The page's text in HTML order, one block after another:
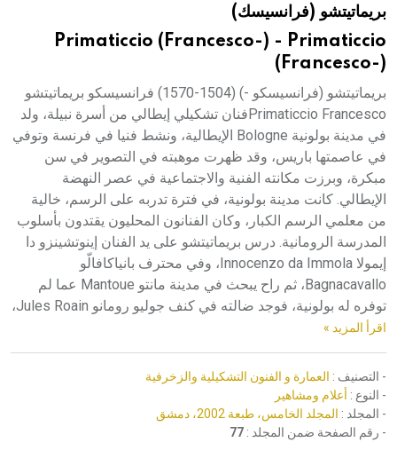
هيئة الموسوعة العربية تطلق موسوعات جديدة في عام 2026
بريماتيتشو (فرانسيسك)
Primaticcio (Francesco-) - Primaticcio
(Francesco-)
بريماتيتشو (فرانسيسكو -) (1504-1570) فرانسيسكو بريماتيتشو
Primaticcio Francescoفنان تشكيلي إيطالي من أسرة نبيلة، ولد
في مدينة بولونية Bologne الإيطالية، ونشط فنيا في فرنسة وتوفي
في عاصمتها باريس، وقد ظهرت موهبته في التصوير في سن
مبكرة، وبرزت مكانته الفنية والاجتماعية في عصر النهضة
الإيطالي. كانت مدينة بولونية، في فترة تدربه على الرسم، خالية
من معلمي الرسم الكبار، وكان الفنانون المحليون يقتدون بأسلوب
المدرسة الرومانية. درس بريماتيتشو على يد الفنان إينوتشينزو دا
إيمولا Innocenzo da Immola، وفي محترف بانياكافالّو
Bagnacavallo، ثم راح يبحث في مدينة مانتو Mantoue عما لم
توفره له بولونية، فوجد ضالته في كنف جوليو رومانو Jules Roain،
اقرأ المزيد »
- التصنيف : العمارة و الفنون التشكيلية والزخرفية
- النوع : أعلام ومشاهير
- المجلد : المجلد الخامس، طبعة 2002، دمشق
- رقم الصفحة ضمن المجلد : 77